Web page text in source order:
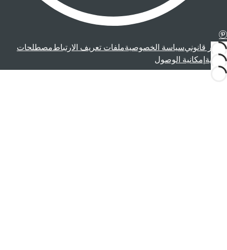
إشعار قانونيسياسة الخصوصيةملفات تعريف الارتباطمصطلحات
قانونية إمكانية الوصول